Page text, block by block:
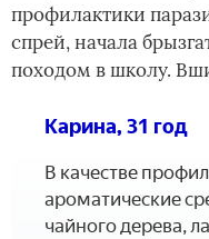
профилактики
спрей, начала
походом в школу.
Карина, 31 год
В качестве
ароматические
чайного дерева,